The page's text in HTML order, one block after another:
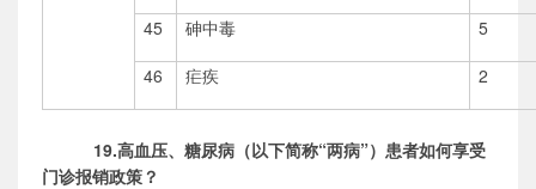
45
砷中毒
5
46
疟疾 2
19.高血压、糖尿病（以下简称“两病”）患者如何享受
门诊报销政策？